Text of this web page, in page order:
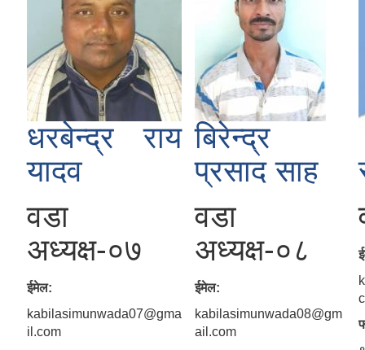
धरबेन्द्र राय
यादव
वडा
अध्यक्ष-०७
ईमेल:
kabilasimunwada07@gma
il.com
बिरेन्द्र
प्रसाद साह
वडा
अध्यक्ष-०८
ईमेल:
kabilasimunwada08@gm
ail.com